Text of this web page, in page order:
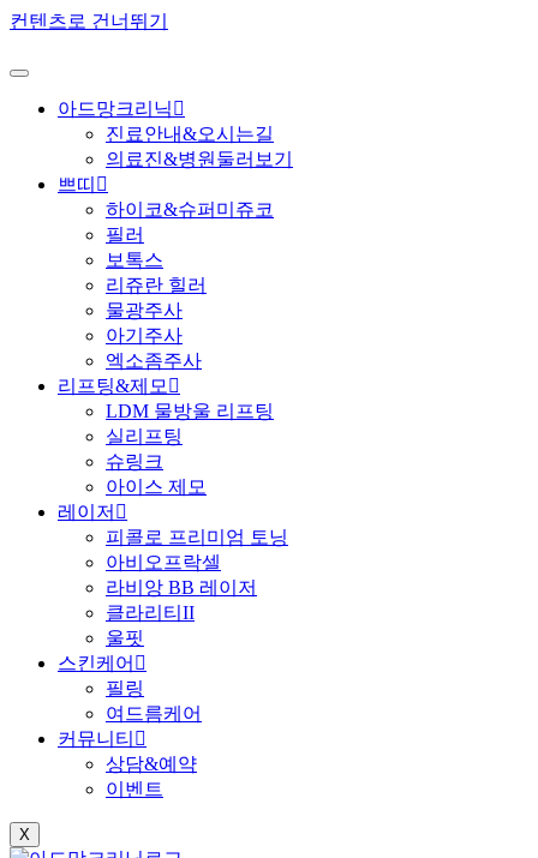
컨텐츠로 건너뛰기
아드망크리닉
진료안내&오시는길
의료진&병원둘러보기
쁘띠
하이코&슈퍼미쥬코
필러
보톡스
리쥬란 힐러
물광주사
아기주사
엑소좀주사
리프팅&제모
LDM 물방울 리프팅
실리프팅
슈링크
아이스 제모
레이저
피콜로 프리미엄 토닝
아비오프락셀
라비앙 BB 레이저
클라리티II
울핏
스킨케어
필링
여드름케어
커뮤니티
상담&예약
이벤트
X